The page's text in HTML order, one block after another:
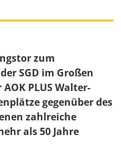
zum
SGD im Großen
PLUS Walter-
gegenüber des
zahlreiche
als 50 Jahre